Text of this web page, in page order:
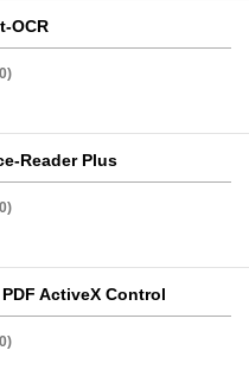
OCR
Reader Plus
ActiveX Control